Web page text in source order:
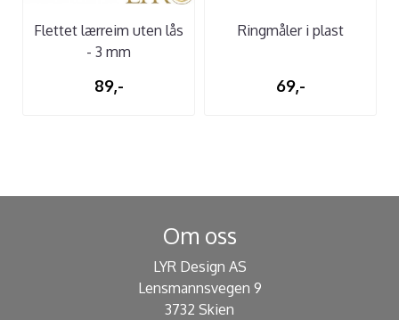
Flettet lærreim uten lås
- 3 mm
89,-
Ringmåler i plast
69,-
Om oss
LYR Design AS
Lensmannsvegen 9
3732 Skien